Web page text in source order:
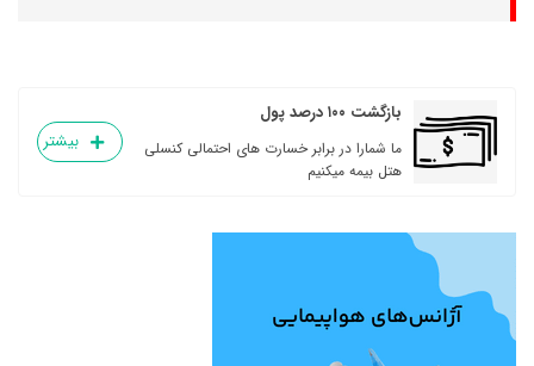
بازگشت ۱۰۰ درصد پول
ما شمارا در برابر خسارت های احتمالی کنسلی
هتل بیمه میکنیم
بیشتر